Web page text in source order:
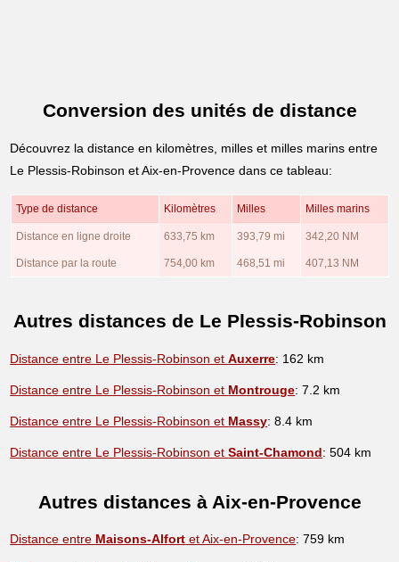
Conversion des unités de distance
Découvrez la distance en kilomètres, milles et milles marins entre
Le Plessis-Robinson et Aix-en-Provence dans ce tableau:
Type de distance Kilomètres Milles Milles marins
Distance en ligne droite 633,75 km 393,79 mi 342,20 NM
Distance par la route 754,00 km 468,51 mi 407,13 NM
Autres distances de Le Plessis-Robinson
Distance entre Le Plessis-Robinson etAuxerre: 162 km
Distance entre Le Plessis-Robinson et Montrouge: 7.2 km
Distance entre Le Plessis-Robinson et Massy: 8.4 km
Distance entre Le Plessis-Robinson etSaint-Chamond: 504 km
Autres distances à Aix-en-Provence
Distance entre Maisons-Alfort et Aix-en-Provence: 759 km